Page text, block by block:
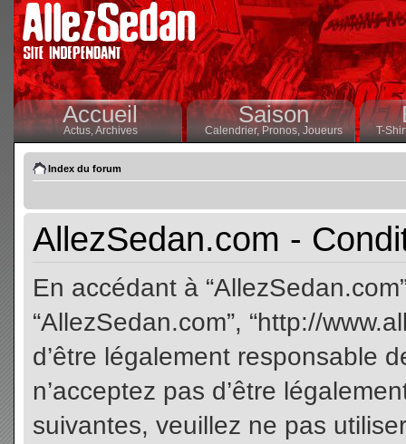
Accueil
Actus,Archives
Saison
Calendrier,Pronos, Joueurs T-
Index du forum
AllezSedan.com -
En accédant à
“AllezSedan.com”, “http://
d’être légalement responsable
n’acceptez pas d’être
suivantes, veuillez ne pas